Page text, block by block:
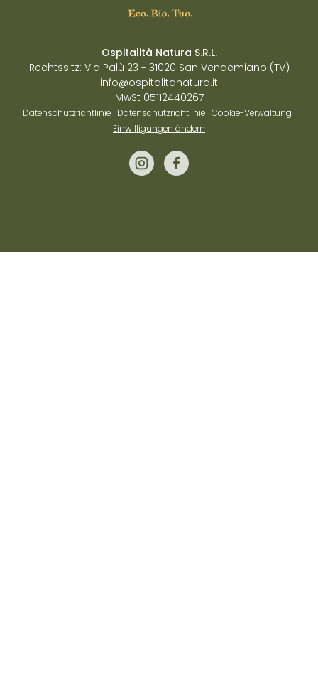
Ospitalità Natura S.R.L.
Rechtssitz: Via Palù 23 - 31020 San Vendemiano (TV)
info@ospitalitanatura.it
MwSt 05112440267
Datenschutzrichtlinie Datenschutzrichtlinie Cookie-Verwaltung
Einwilligungen ändern